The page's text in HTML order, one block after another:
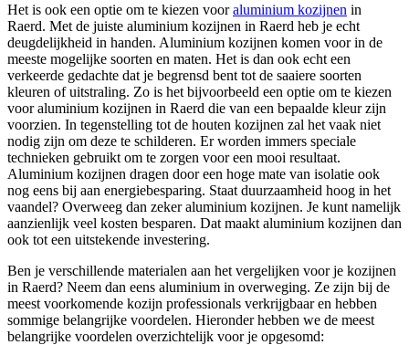
Het is ook een optie om te kiezen vooraluminium kozijnen in
Raerd. Met de juiste aluminium kozijnen in Raerd heb je echt
deugdelijkheid in handen. Aluminium kozijnen komen voor in de
meeste mogelijke soorten en maten. Het is dan ook echt een
verkeerde gedachte dat je begrensd bent tot de saaiere soorten
kleuren of uitstraling. Zo is het bijvoorbeeld een optie om te kiezen
voor aluminium kozijnen in Raerd die van een bepaalde kleur zijn
voorzien. In tegenstelling tot de houten kozijnen zal het vaak niet
nodig zijn om deze te schilderen. Er worden immers speciale
technieken gebruikt om te zorgen voor een mooi resultaat.
Aluminium kozijnen dragen door een hoge mate van isolatie ook
nog eens bij aan energiebesparing. Staat duurzaamheid hoog in het
vaandel? Overweeg dan zeker aluminium kozijnen. Je kunt namelijk
aanzienlijk veel kosten besparen. Dat maakt aluminium kozijnen dan
ook tot een uitstekende investering.
Ben je verschillende materialen aan het vergelijken voor je kozijnen
in Raerd? Neem dan eens aluminium in overweging. Ze zijn bij de
meest voorkomende kozijn professionals verkrijgbaar en hebben
sommige belangrijke voordelen. Hieronder hebben we de meest
belangrijke voordelen overzichtelijk voor je opgesomd: